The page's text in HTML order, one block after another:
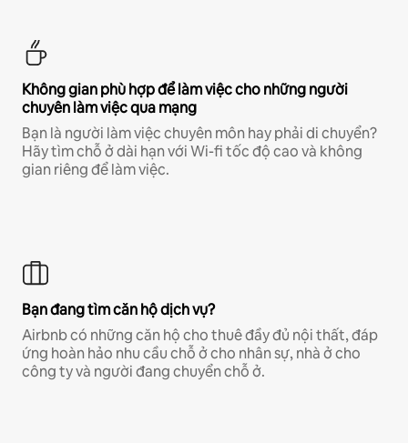
Không gian phù hợp để làm việc cho những người
chuyên làm việc qua mạng
Bạn là người làm việc chuyên môn hay phải di chuyển?
Hãy tìm chỗ ở dài hạn với Wi-fi tốc độ cao và không
gian riêng để làm việc.
Bạn đang tìm căn hộ dịch vụ?
Airbnb có những căn hộ cho thuê đầy đủ nội thất, đáp
ứng hoàn hảo nhu cầu chỗ ở cho nhân sự, nhà ở cho
công ty và người đang chuyển chỗ ở.